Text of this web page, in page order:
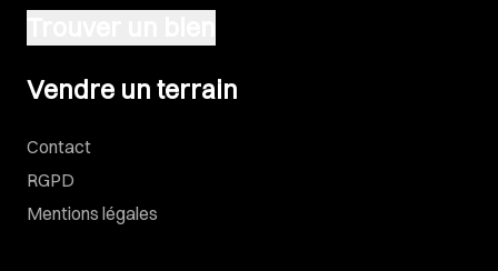
Vendre un terrain
Contact
RGPD
Mentions légales